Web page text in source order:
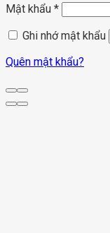
Mật khẩu *
Ghi nhớ mật khẩu
Quên mật khẩu?